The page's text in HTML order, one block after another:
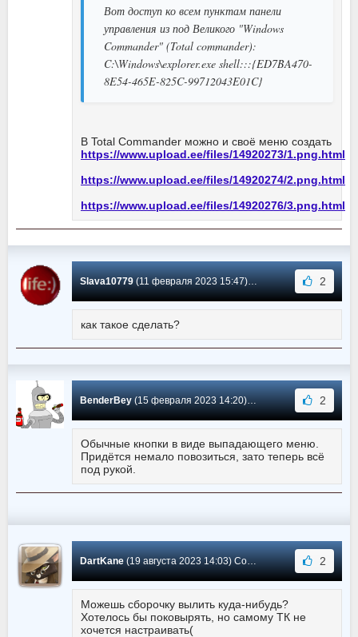
Вот доступ ко всем пунктам панели
управления из под Великого "Windows
Commander" (Total commander):
C:\Windows\explorer.exe shell:::{ED7BA470-
8E54-465E-825C-99712043E01C}
В Total Commander можно и своё меню создать
https://www.upload.ee/files/14920273/1.png.html
https://www.upload.ee/files/14920274/2.png.html
https://www.upload.ee/files/14920276/3.png.html
Slava10779(11 февраля 2023 15:47) Сообщение #71 2
как такое сделать?
BenderBey(15 февраля 2023 14:20) Сообщение #70 2
Обычные кнопки в виде выпадающего меню.
Придётся немало повозиться, зато теперь всё
под рукой.
DartKane(19 августа 2023 14:03) Сообщение #69 2
Можешь сборочку вылить куда-нибудь?
Хотелось бы поковырять, но самому ТК не
хочется настраивать(